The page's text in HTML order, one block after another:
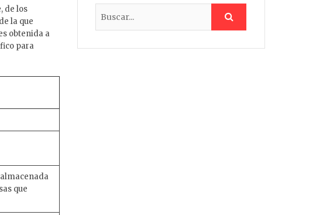
de los
la que
obtenida a
para
que